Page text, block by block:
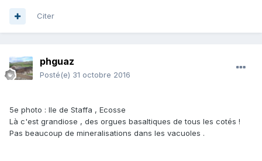
Citer
phguaz
Posté(e) 31 octobre 2016
5e photo : Ile de Staffa , Ecosse
Là c'est grandiose , des orgues basaltiques de tous les cotés !
Pas beaucoup de mineralisations dans les vacuoles .